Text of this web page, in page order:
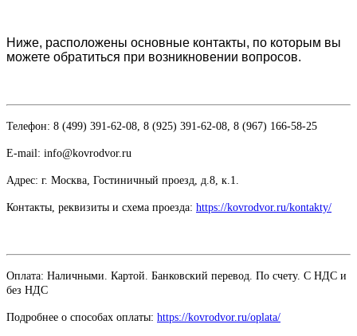
Ниже, расположены основные контакты, по которым вы
можете обратиться при возникновении вопросов.
Телефон: 8 (499) 391-62-08, 8 (925) 391-62-08, 8 (967) 166-58-25
E-mail: info@kovrodvor.ru
Адрес: г. Москва, Гостиничный проезд, д.8, к.1.
Контакты, реквизиты и схема проезда: https://kovrodvor.ru/kontakty/
Оплата: Наличными. Картой. Банковский перевод. По счету. С НДС и
без НДС
Подробнее о способах оплаты: https://kovrodvor.ru/oplata/